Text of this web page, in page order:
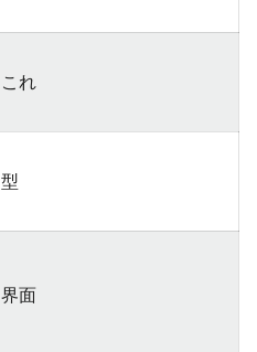
これ
型
界面